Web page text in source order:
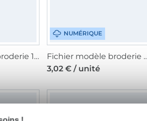
Fichier modèle broderie 1 Unikati
NUMÉRIQUE
Fichier
3,02 € / unité